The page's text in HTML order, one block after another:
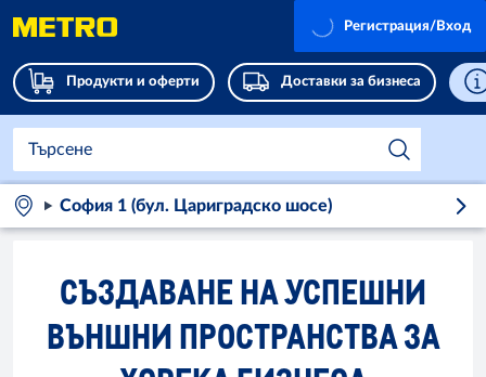
Продукти и оферти Доставки за бизнеса
Регистрация/Вход
София 1 (бул. Цариградско шосе)
СЪЗДАВАНЕ НА УСПЕШНИ
ВЪНШНИ ПРОСТРАНСТВА ЗА